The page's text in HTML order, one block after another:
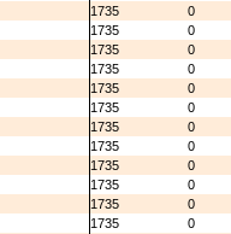
1735
0
1735
0
1735
0
1735
0
1735
0
1735
0
1735
0
1735
0
1735
0
1735
0
1735
0
1735
0